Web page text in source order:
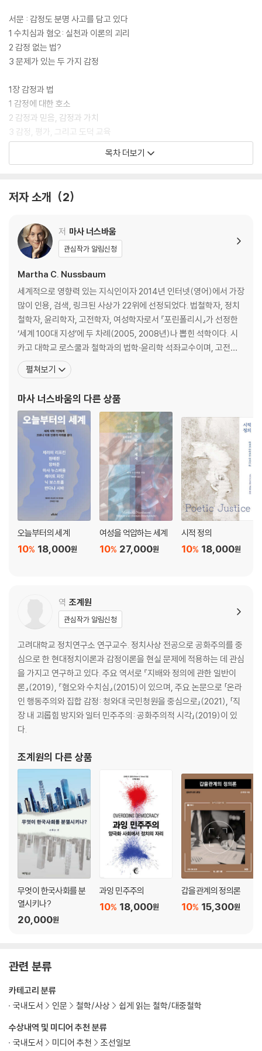
서문 : 감정도 분명 사고를 담고 있다
1 수치심과 혐오: 실천과 이론의 괴리
2 감정 없는 법?
3 문제가 있는 두 가지 감정
1장 감정과 법
1 감정에 대한 호소
2 감정과 믿음, 감정과 가치
3 감정, 평가, 그리고 도덕 교육
4 감정과 ‘ 이성적인 사람’: 과실치사와 정당방위
8 감정은 어떻게 평가해야 하는가
2장 혐오와 우리의 동물적 육체
1 혐오와 법
2 혐오 지지자들: 데블린, 카스, 밀러, 케이헌
3 혐오의 인지적 구성 요소
4 혐오와 분개의 차이점
5 혐오는 특정 집단을 배척하기 위한 사회적 무기
6 혐오, 배척, 문명화
3장 혐오와 법
2 혐오와 범죄자: ‘동성애적 도발’이라는 항변
4 불법성의 근거로서의 혐오: 소도미, 시체 성애
5 혐오와 생활방해법
6 혐오와 배심원: ‘끔찍하고 비인간적인’ 살인
4장 얼굴에 새기기: 수치심과 낙인
1 붉게 달아오른 얼굴
2 원초적 수치심과 나르시시즘, 그리고 ‘황금시대’
3 불완전함에 대한 거부: B의 사례
4 수치심과 연관된 감정들: 모욕과 당혹감
5 수치심과 연관된 감정들: 혐오, 죄책감, 우울, 격노
7 스티그마와 소인(燒印): 사회적 삶 속의 수치심
2 수치심을 주는 처벌: 존엄성과 나르시시즘적 분개
3 도덕적 공황: 게이 섹스와 ‘적대감’
4 도덕적 공황과 범죄: 갱단 배회금지법
5 다른 경로를 통해 도달한 밀의 결론
6장 수치심으로부터 시민을 보호하기
1 촉진적 환경 형성하기
2 수치심과 괜찮은 생활 수준
3 차별 금지, 증오 범죄
4 수치심과 개인 프라이버시
5 수치심과 장애인
목차 더보기
저자 소개 2
저 마사 너스바움
관심작가 알림신청
Martha C. Nussbaum
세계적으로 영향력 있는 지식인이자 2014년 인터넷(영어)에서 가장
많이 인용, 검색, 링크된 사상가 22위에 선정되었다. 법철학자, 정치
철학자, 윤리학자, 고전학자, 여성학자로서 『포린폴리시』가 선정한
‘세계 100대 지성’에 두 차례(2005, 2008년)나 뽑힌 석학이다. 시
카고 대학교 로스쿨과 철학과의 법학·윤리학 석좌교수이며, 고전학
과, 신학과, 정치학과에도 소속된 교수다. 미국철학회 회장을 역임했
고, 비교헌법센터를 설립하였으며 인권프로그램 위원이었다. 유엔대
인 아마르티아 센과 함께 UN인간개발지수(HDI)를
펼쳐보기
마사 너스바움의 다른 상품
오늘부터의 세계
18,000원
10%
여성을 억압하는 세계
27,000원
10%
시적 정의
18,000원
10%
역 조계원
관심작가 알림신청
고려대학교 정치연구소 연구교수. 정치사상 전공으로 공화주의를 중
심으로 한 현대정치이론과 감정이론을 현실 문제에 적용하는 데 관심
을 가지고 연구하고 있다. 주요 역서로 『지배와 정의에 관한 일반이
론』(2019), 『혐오와 수치심』(2015)이 있으며, 주요 논문으로 「온라
인 행동주의와 집합 감정: 청와대 국민청원을 중심으로」(2021), 「직
장 내 괴롭힘 방지와 일터 민주주의: 공화주의적 시각」(2019)이 있
다.
조계원의 다른 상품
무엇이 한국사회를 분
열시키나?
20,000원
과잉 민주주의
18,000원
10%
갑을관계의 정의론
15,300원
10%
관련 분류
수상내역 및 미디어 추천 분류
국내도서
미디어 추천
조선일보
카테고리 분류
국내도서
인문 철학/사상 쉽게 읽는 철학/대중철학